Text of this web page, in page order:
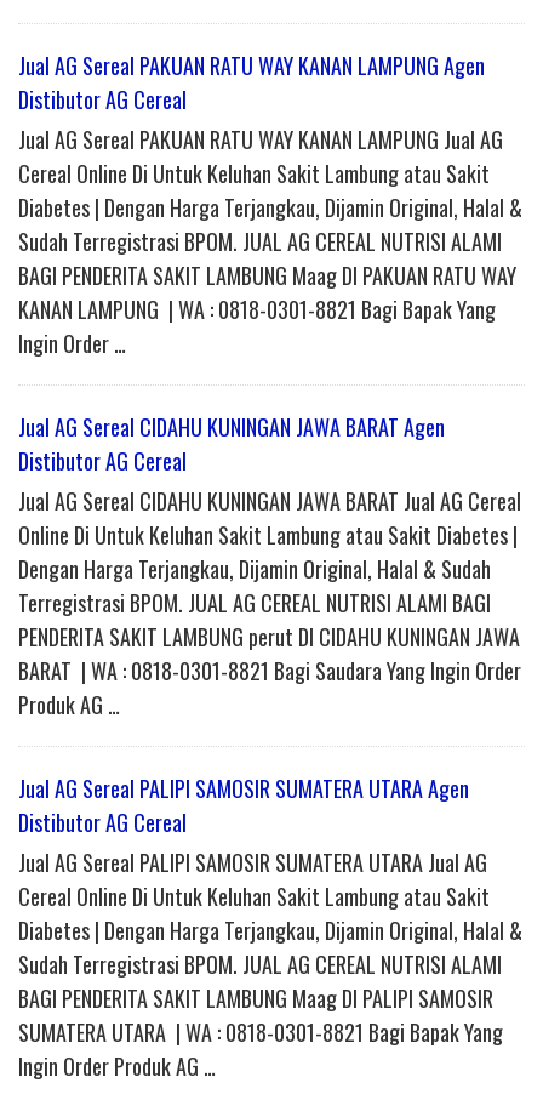
Jual AG Sereal PAKUAN RATU WAY KANAN LAMPUNG Agen
Distibutor AG Cereal
Jual AG Sereal PAKUAN RATU WAY KANAN LAMPUNG Jual AG
Cereal Online Di Untuk Keluhan Sakit Lambung atau Sakit
Diabetes | Dengan Harga Terjangkau, Dijamin Original, Halal &
Sudah Terregistrasi BPOM. JUAL AG CEREAL NUTRISI ALAMI
BAGI PENDERITA SAKIT LAMBUNG Maag DI PAKUAN RATU WAY
KANAN LAMPUNG | WA : 0818-0301-8821 Bagi Bapak Yang
Ingin Order …
Jual AG Sereal CIDAHU KUNINGAN JAWA BARAT Agen
Distibutor AG Cereal
Jual AG Sereal CIDAHU KUNINGAN JAWA BARAT Jual AG Cereal
Online Di Untuk Keluhan Sakit Lambung atau Sakit Diabetes |
Dengan Harga Terjangkau, Dijamin Original, Halal & Sudah
Terregistrasi BPOM. JUAL AG CEREAL NUTRISI ALAMI BAGI
PENDERITA SAKIT LAMBUNG perut DI CIDAHU KUNINGAN JAWA
BARAT | WA : 0818-0301-8821 Bagi Saudara Yang Ingin Order
Produk AG …
Jual AG Sereal PALIPI SAMOSIR SUMATERA UTARA Agen
Distibutor AG Cereal
Jual AG Sereal PALIPI SAMOSIR SUMATERA UTARA Jual AG
Cereal Online Di Untuk Keluhan Sakit Lambung atau Sakit
Diabetes | Dengan Harga Terjangkau, Dijamin Original, Halal &
Sudah Terregistrasi BPOM. JUAL AG CEREAL NUTRISI ALAMI
BAGI PENDERITA SAKIT LAMBUNG Maag DI PALIPI SAMOSIR
SUMATERA UTARA | WA : 0818-0301-8821 Bagi Bapak Yang
Ingin Order Produk AG …